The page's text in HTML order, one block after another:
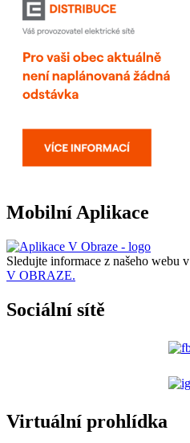
Mobilní Aplikace
Sledujte informace z našeho webu v
V OBRAZE.
Sociální sítě
Virtuální prohlídka